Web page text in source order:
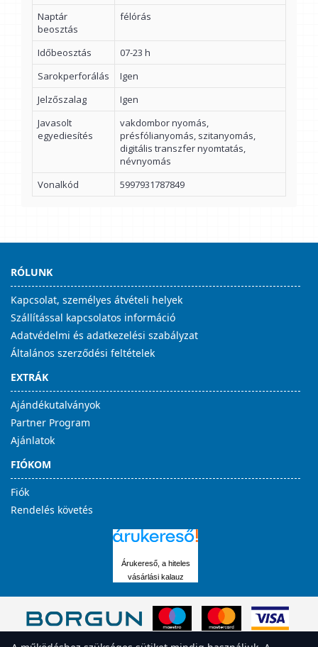
Naptár
beosztás
félórás
Időbeosztás
07-23 h
Sarokperforálás
Igen
Jelzőszalag
Igen
Javasolt
egyediesítés
vakdombor nyomás,
présfólianyomás, szitanyomás,
digitális transzfer nyomtatás,
névnyomás
Vonalkód
5997931787849
RÓLUNK
Kapcsolat, személyes átvételi helyek
Szállítással kapcsolatos információ
Adatvédelmi és adatkezelési szabályzat
Általános szerződési feltételek
EXTRÁK
Ajándékutalványok
Partner Program
Ajánlatok
FIÓKOM
Fiók
Rendelés követés
Árukereső, a hiteles
vásárlási kalauz